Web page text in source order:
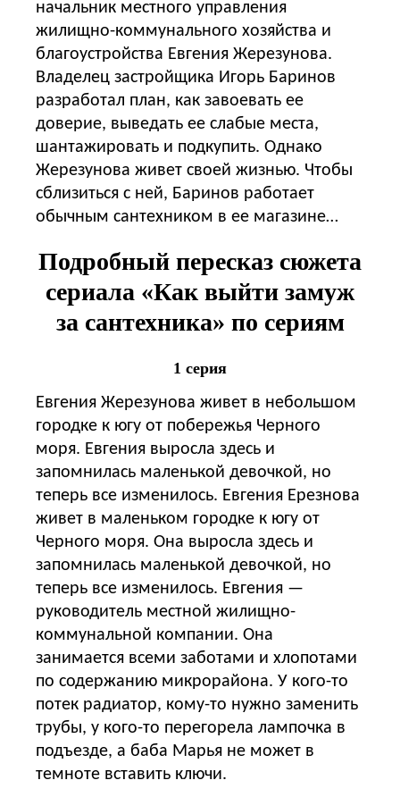
начальник местного управления
жилищно-коммунального хозяйства и
благоустройства Евгения Жерезунова.
Владелец застройщика Игорь Баринов
разработал план, как завоевать ее
доверие, выведать ее слабые места,
шантажировать и подкупить. Однако
Жерезунова живет своей жизнью. Чтобы
сблизиться с ней, Баринов работает
обычным сантехником в ее магазине…
Подробный пересказ сюжета
сериала «Как выйти замуж
за сантехника» по сериям
1 серия
Евгения Жерезунова живет в небольшом
городке к югу от побережья Черного
моря. Евгения выросла здесь и
запомнилась маленькой девочкой, но
теперь все изменилось. Евгения Ерезнова
живет в маленьком городке к югу от
Черного моря. Она выросла здесь и
запомнилась маленькой девочкой, но
теперь все изменилось. Евгения —
руководитель местной жилищно-
коммунальной компании. Она
занимается всеми заботами и хлопотами
по содержанию микрорайона. У кого-то
потек радиатор, кому-то нужно заменить
трубы, у кого-то перегорела лампочка в
подъезде, а баба Марья не может в
темноте вставить ключи.